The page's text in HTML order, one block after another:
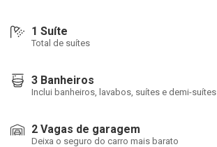
1 Suíte
Total de suítes
3 Banheiros
Inclui banheiros, lavabos, suítes e demi-suítes
2 Vagas de garagem
Deixa o seguro do carro mais barato